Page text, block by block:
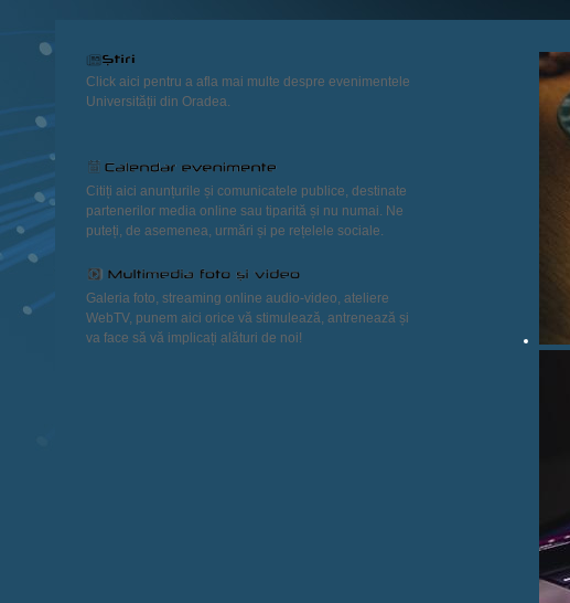
Click aici pentru a afla mai multe despre evenimentele
Universității din Oradea.
Citiți aici anunțurile și comunicatele publice, destinate
partenerilor media online sau tiparită și nu numai. Ne
puteți, de asemenea, urmări și pe rețelele sociale.
Galeria foto, streaming online audio-video, ateliere
WebTV, punem aici orice vă stimulează, antrenează și
va face să vă implicați alături de noi!